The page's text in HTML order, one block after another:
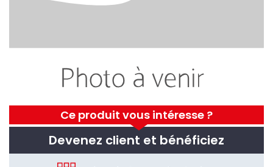
Ce produit vous intéresse ?
Devenez client et bénéficiez